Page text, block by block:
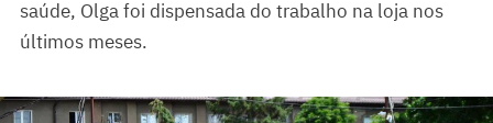
saúde, Olga foi dispensada do trabalho na loja nos
últimos meses.